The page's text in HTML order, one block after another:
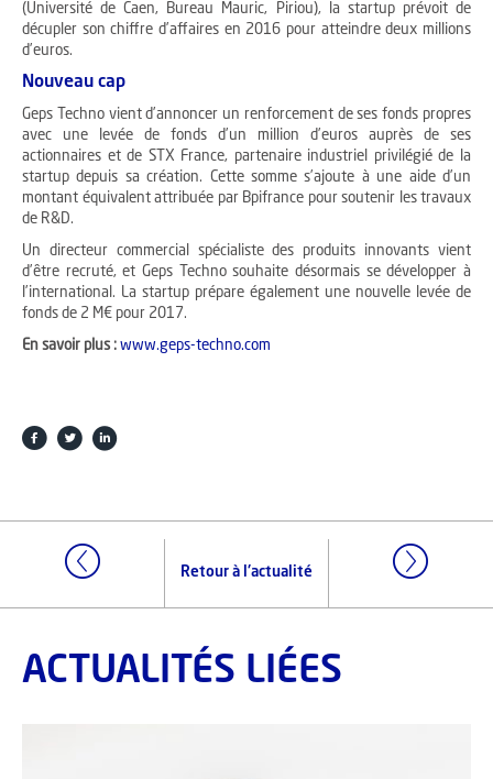
(Université de Caen, Bureau Mauric, Piriou), la startup prévoit de
décupler son chiffre d’affaires en 2016 pour atteindre deux millions
d’euros.
Nouveau cap
Geps Techno vient d’annoncer un renforcement de ses fonds propres
avec une levée de fonds d’un million d’euros auprès de ses
actionnaires et de STX France, partenaire industriel privilégié de la
startup depuis sa création. Cette somme s’ajoute à une aide d’un
montant équivalent attribuée par Bpifrance pour soutenir les travaux
de R&D.
Un directeur commercial spécialiste des produits innovants vient
d’être recruté, et Geps Techno souhaite désormais se développer à
l’international. La startup prépare également une nouvelle levée de
fonds de 2 M€ pour 2017.
En savoir plus : www.geps-techno.com
Retour à l'actualité
ACTUALITÉS LIÉES